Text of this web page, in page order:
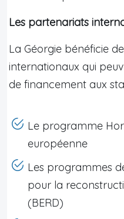
Les partenariats
La Géorgie bénéficie
internationaux qui
de financement aux
Le programme
européenne
Les programmes
pour la
(BERD)